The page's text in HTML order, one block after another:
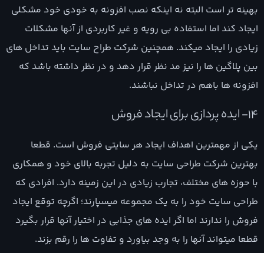
بهینه تر است البته نه اینکه نصب افزونه به خودی خود مشکلی
ایجاد کند اما استفاده بی رویه و غیر کاربردی از آنها مشکلات
زیادی را ایجاد میکند. همچنین شرکت طراح سایت باید تداخل های
بین پلاگین ها را نیز مد نظر قرار دهد و در نظر داشته باشد که
افزونه ها باهم در تداخل نباشند.
14- ایده پردازی برای ایجاد فروش
یکی از مهمترین اهداف ایجاد هر سایتی فروش است. قطعا
بهترین شرکت طراحی سایت به دلیل تجربه بالای خود و همکاری
با حوزه های مختلف، تجارب زیادی در این زمینه دارد. افرادی که
طراحی سایت خود را به یک مجموعه میسپارند؛ اگرچه توقع ایجاد
فروش را ندارند اما اگر ایده های جذابی در اختیار آنها قرار بگیرد
قطعا میتواند آنها را به وجد بیاورد و تفاوت ها را رقم بزند.